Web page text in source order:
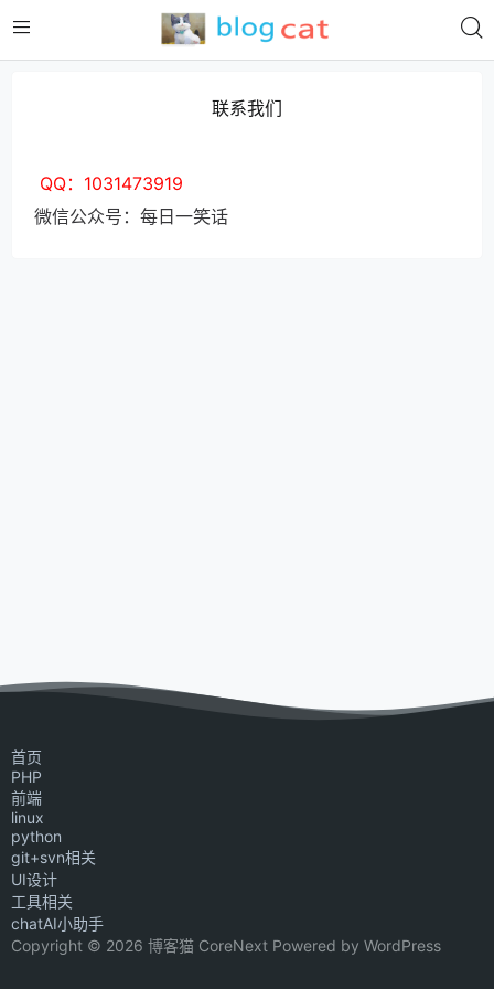
联系我们
QQ：1031473919
微信公众号：每日一笑话
首页
PHP
前端
linux
python
git+svn相关
UI设计
工具相关
chatAI小助手
Copyright © 2026 博客猫 CoreNext Powered by WordPress